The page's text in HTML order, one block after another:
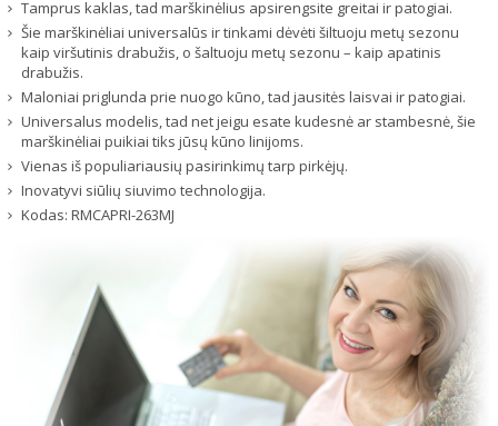
Tamprus kaklas, tad marškinėlius apsirengsite greitai ir patogiai.
Šie marškinėliai universalūs ir tinkami dėvėti šiltuoju metų sezonu
kaip viršutinis drabužis, o šaltuoju metų sezonu – kaip apatinis
drabužis.
Maloniai priglunda prie nuogo kūno, tad jausitės laisvai ir patogiai.
Universalus modelis, tad net jeigu esate kudesnė ar stambesnė, šie
marškinėliai puikiai tiks jūsų kūno linijoms.
Vienas iš populiariausių pasirinkimų tarp pirkėjų.
Inovatyvi siūlių siuvimo technologija.
Kodas: RMCAPRI-263MJ